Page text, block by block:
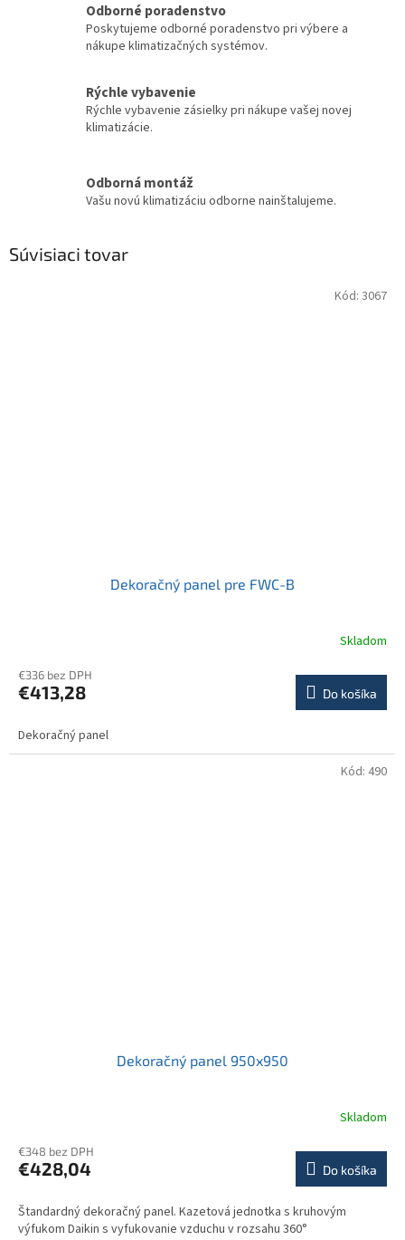
Odborné poradenstvo
Poskytujeme odborné poradenstvo pri výbere a
nákupe klimatizačných systémov.
Rýchle vybavenie
Rýchle vybavenie zásielky pri nákupe vašej novej
klimatizácie.
Odborná montáž
Vašu novú klimatizáciu odborne nainštalujeme.
Súvisiaci tovar
Dekoračný panel pre FWC-B
Skladom
€336 bez DPH
€413,28 Do košíka
Dekoračný panel
Kód: 3067
Dekoračný panel 950x950
Skladom
€348 bez DPH
€428,04 Do košíka
Štandardný dekoračný panel. Kazetová jednotka s kruhovým
výfukom Daikin s vyfukovanie vzduchu v rozsahu 360°
Kód: 490